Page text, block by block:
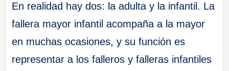
En realidad hay dos: la adulta y la infantil. La
fallera mayor infantil acompaña a la mayor
en muchas ocasiones, y su función es
representar a los falleros y falleras infantiles